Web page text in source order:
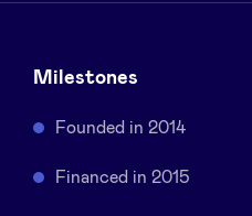
Sponsors
Milestones
Founded in 2014
Financed in 2015